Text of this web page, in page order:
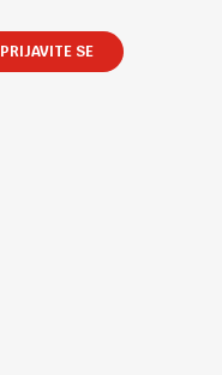
PRIJAVITE SE